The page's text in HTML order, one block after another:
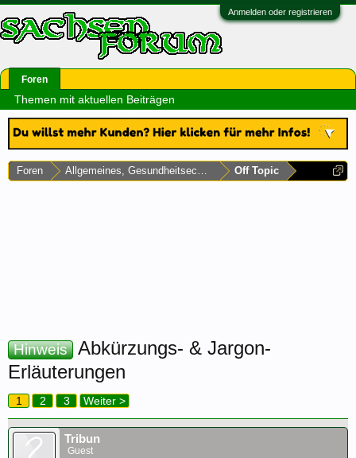
Anmelden oder registrieren
Foren Allgemeines, Gesundheitsecke & Umfragen
Off Topic
Hinweis
Abkürzungs- & Jargon-
Erläuterungen
1 2 3 Weiter >
Tribun
Guest
Foren
Themen mit aktuellen Beiträgen